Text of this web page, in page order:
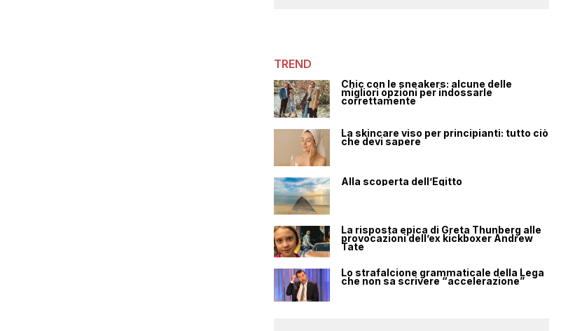
TREND
Chic con le sneakers: alcune delle
migliori opzioni per indossarle
correttamente
La skincare viso per principianti: tutto ciò
che devi sapere
Alla scoperta dell’Egitto
La risposta epica di Greta Thunberg alle
provocazioni dell’ex kickboxer Andrew
Tate
Lo strafalcione grammaticale della Lega
che non sa scrivere “accelerazione”